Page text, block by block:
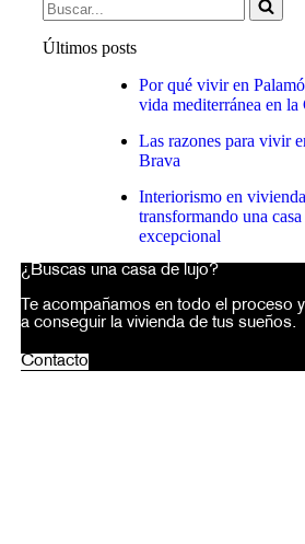
Últimos posts
Por qué vivir en
vida mediterránea en la
Las razones para vivir
Brava
Interiorismo en
transformando una
excepcional
¿Buscas una casa de lujo?
Te acompañamos en todo el proceso
a conseguir la vivienda de tus sueños.
Contacto